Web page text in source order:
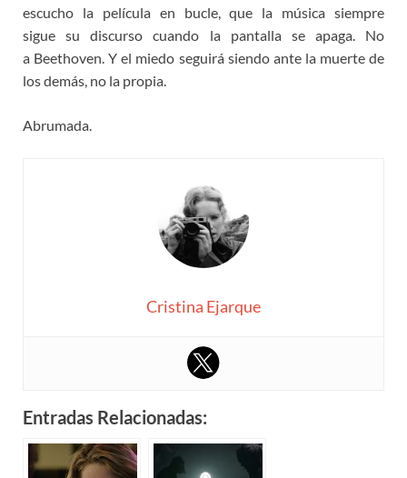
escucho la película en bucle, que la música siempre
sigue su discurso cuando la pantalla se apaga. No
a Beethoven. Y el miedo seguirá siendo ante la muerte de
los demás, no la propia.
Abrumada.
Cristina Ejarque
Entradas Relacionadas: